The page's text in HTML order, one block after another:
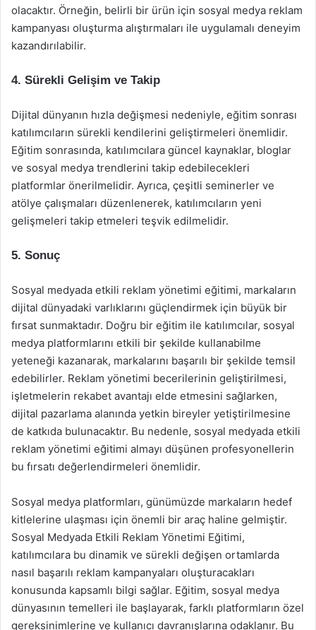
olacaktır. Örneğin, belirli bir ürün için sosyal medya reklam
kampanyası oluşturma alıştırmaları ile uygulamalı deneyim
kazandırılabilir.
4. Sürekli Gelişim ve Takip
Dijital dünyanın hızla değişmesi nedeniyle, eğitim sonrası
katılımcıların sürekli kendilerini geliştirmeleri önemlidir.
Eğitim sonrasında, katılımcılara güncel kaynaklar, bloglar
ve sosyal medya trendlerini takip edebilecekleri
platformlar önerilmelidir. Ayrıca, çeşitli seminerler ve
atölye çalışmaları düzenlenerek, katılımcıların yeni
gelişmeleri takip etmeleri teşvik edilmelidir.
5. Sonuç
Sosyal medyada etkili reklam yönetimi eğitimi, markaların
dijital dünyadaki varlıklarını güçlendirmek için büyük bir
fırsat sunmaktadır. Doğru bir eğitim ile katılımcılar, sosyal
medya platformlarını etkili bir şekilde kullanabilme
yeteneği kazanarak, markalarını başarılı bir şekilde temsil
edebilirler. Reklam yönetimi becerilerinin geliştirilmesi,
işletmelerin rekabet avantajı elde etmesini sağlarken,
dijital pazarlama alanında yetkin bireyler yetiştirilmesine
de katkıda bulunacaktır. Bu nedenle, sosyal medyada etkili
reklam yönetimi eğitimi almayı düşünen profesyonellerin
bu fırsatı değerlendirmeleri önemlidir.
Sosyal medya platformları, günümüzde markaların hedef
kitlelerine ulaşması için önemli bir araç haline gelmiştir.
Sosyal Medyada Etkili Reklam Yönetimi Eğitimi,
katılımcılara bu dinamik ve sürekli değişen ortamlarda
nasıl başarılı reklam kampanyaları oluşturacakları
konusunda kapsamlı bilgi sağlar. Eğitim, sosyal medya
dünyasının temelleri ile başlayarak, farklı platformların özel
gereksinimlerine ve kullanıcı davranışlarına odaklanır. Bu